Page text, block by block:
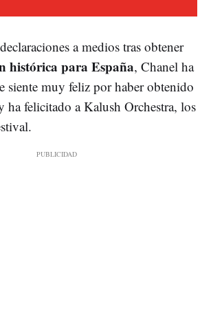
a medios tras obtener
histórica para España, Chanel ha
siente muy feliz por haber obtenido
ha felicitado a Kalush Orchestra, los